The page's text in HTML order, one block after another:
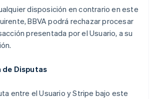
disposición en contrario en este
BBVA podrá rechazar procesar
presentada por el Usuario, a su
de Disputas
entre el Usuario y Stripe bajo este